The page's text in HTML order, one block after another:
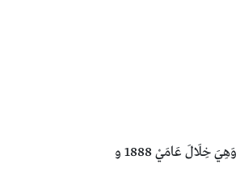
مُسَلْسَلُ اَلتَّارِيخِيِّ وَالشَّامِيَّةِ اَلْعَرْبَجِيَّ 2 اَلْحَلْقَةَ 6 السادسة كَامِلَةٌ بِجَوْدَةٍ عَالِيَةٍ أُونْ لَايَنَ قِصَّةَ اَلْمُسَلْسَلِ : لِأَحْدَاثٍ تَدُورُ حَوْلَ حِقْبَةٍ زَمَنِيَّةٍ تَارِيخِيَّةٍ فِي سُورْيَا وَهِيَ خِلَالَ عَامَيْ 1888 و